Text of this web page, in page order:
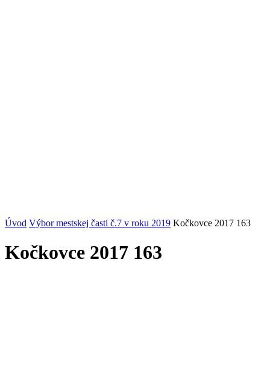
Úvod Výbor mestskej časti č.7 v roku 2019 Kočkovce 2017 163
Kočkovce 2017 163